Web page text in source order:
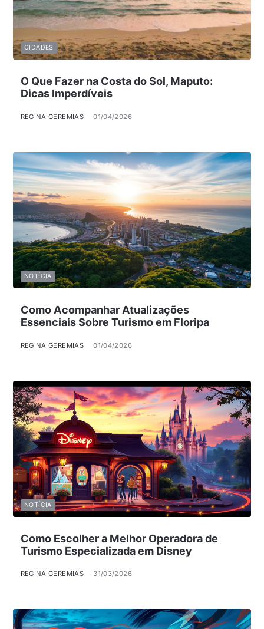
O Que Fazer na Costa do Sol, Maputo:
Dicas Imperdíveis
REGINA GEREMIAS 01/04/2026
CIDADES
Como Acompanhar Atualizações
Essenciais Sobre Turismo em Floripa
REGINA GEREMIAS 01/04/2026
NOTÍCIA
Como Escolher a Melhor Operadora de
Turismo Especializada em Disney
REGINA GEREMIAS 31/03/2026
NOTÍCIA